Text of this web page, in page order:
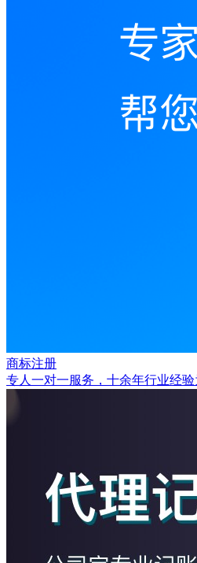
商标注册
专人一对一服务，十余年行业经